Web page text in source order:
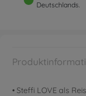
Deutschlands.
• Steffi LOVE als